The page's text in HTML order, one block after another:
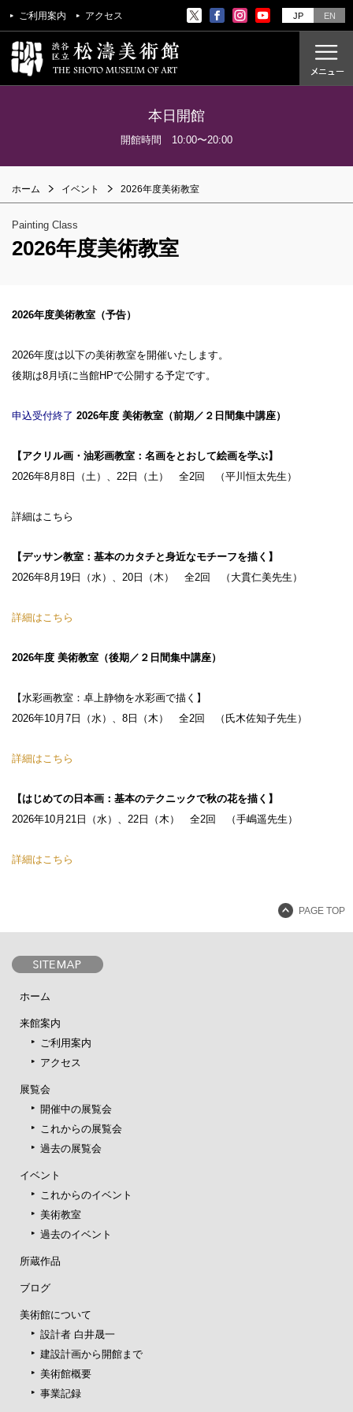
ご利用案内 アクセス JP EN
これからの展覧会
過去の展覧会
美術教室
建設計画から開館まで
美術館概要
本日開館
開館時間 10:00〜20:00
ホーム イベント 2026年度美術教室
Painting Class
2026年度美術教室
2026年度美術教室（予告）
2026年度は以下の美術教室を開催いたします。
後期は8月頃に当館HPで公開する予定です。
申込受付終了 2026年度 美術教室（前期／２日間集中講座）
【アクリル画・油彩画教室：名画をとおして絵画を学ぶ】
2026年8月8日（土）、22日（土） 全2回 （平川恒太先生）
詳細はこちら
【デッサン教室：基本のカタチと身近なモチーフを描く】
2026年8月19日（水）、20日（木） 全2回 （大貫仁美先生）
詳細はこちら
2026年度 美術教室（後期／２日間集中講座）
【水彩画教室：卓上静物を水彩画で描く】
2026年10月7日（水）、8日（木） 全2回 （氏木佐知子先生）
詳細はこちら
【はじめての日本画：基本のテクニックで秋の花を描く】
2026年10月21日（水）、22日（木） 全2回 （手嶋遥先生）
詳細はこちら
PAGE TOP
ホーム
来館案内
ご利用案内
アクセス
展覧会
開催中の展覧会
これからの展覧会
過去の展覧会
イベント
これからのイベント
美術教室
過去のイベント
所蔵作品
ブログ
美術館について
設計者 白井晟一
建設計画から開館まで
美術館概要
事業記録